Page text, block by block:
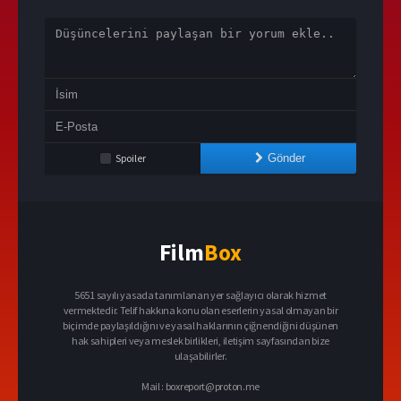
Spoiler Gönder
FilmBox
5651 sayılı yasada tanımlanan yer sağlayıcı olarak hizmet
vermektedir. Telif hakkına konu olan eserlerin yasal olmayan bir
biçimde paylaşıldığını ve yasal haklarının çiğnendiğini düşünen
hak sahipleri veya meslek birlikleri, iletişim sayfasından bize
ulaşabilirler.
Mail : boxreport@proton.me